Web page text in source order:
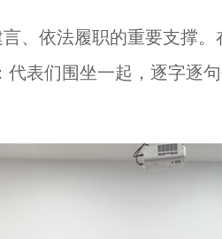
依法履职的重要支撑。
代表们围坐一起，逐字逐